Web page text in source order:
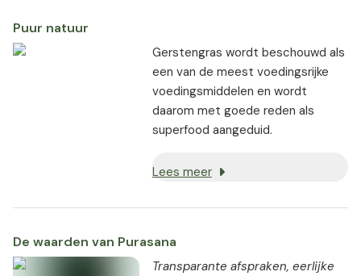
Puur natuur
Gerstengras wordt beschouwd als
een van de meest voedingsrijke
voedingsmiddelen en wordt
daarom met goede reden als
superfood aangeduid.
Lees meer
De waarden van Purasana
Transparante afspraken, eerlijke